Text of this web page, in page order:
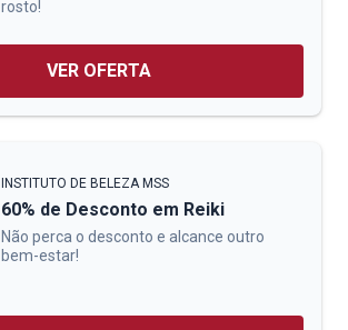
rosto!
VER OFERTA
INSTITUTO DE BELEZA MSS
60% de Desconto em Reiki
Não perca o desconto e alcance outro
bem-estar!